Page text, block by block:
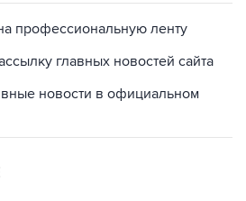
главных новостей сайта
новости в официальном